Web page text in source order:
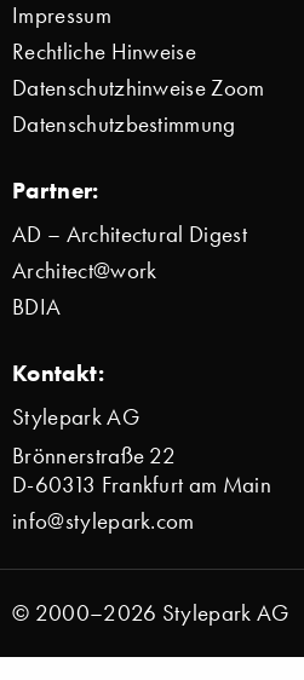
Impressum
Rechtliche Hinweise
Datenschutzhinweise Zoom
Datenschutzbestimmung
Partner:
AD – Architectural Digest
Architect@work
BDIA
Kontakt:
Stylepark AG
Brönnerstraße 22
D-60313 Frankfurt am Main
info@stylepark.com
© 2000–2026 Stylepark AG